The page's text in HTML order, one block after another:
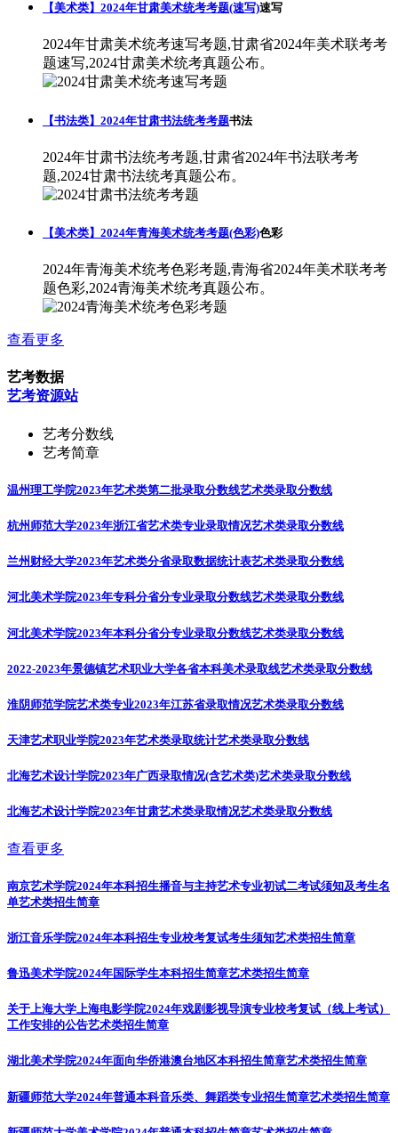
【美术类】2024年甘肃美术统考考题(速写)速写
2024年甘肃美术统考速写考题,甘肃省2024年美术联考考
题速写,2024甘肃美术统考真题公布。
【书法类】2024年甘肃书法统考考题书法
2024年甘肃书法统考考题,甘肃省2024年书法联考考
题,2024甘肃书法统考真题公布。
【美术类】2024年青海美术统考考题(色彩)色彩
2024年青海美术统考色彩考题,青海省2024年美术联考考
题色彩,2024青海美术统考真题公布。
查看更多
艺考数据
艺考资源站
艺考分数线
艺考简章
温州理工学院2023年艺术类第二批录取分数线艺术类录取分数线
杭州师范大学2023年浙江省艺术类专业录取情况艺术类录取分数线
兰州财经大学2023年艺术类分省录取数据统计表艺术类录取分数线
河北美术学院2023年专科分省分专业录取分数线艺术类录取分数线
河北美术学院2023年本科分省分专业录取分数线艺术类录取分数线
2022-2023年景德镇艺术职业大学各省本科美术录取线艺术类录取分数线
淮阴师范学院艺术类专业2023年江苏省录取情况艺术类录取分数线
天津艺术职业学院2023年艺术类录取统计艺术类录取分数线
北海艺术设计学院2023年广西录取情况(含艺术类)艺术类录取分数线
北海艺术设计学院2023年甘肃艺术类录取情况艺术类录取分数线
查看更多
南京艺术学院2024年本科招生播音与主持艺术专业初试二考试须知及考生名
单艺术类招生简章
浙江音乐学院2024年本科招生专业校考复试考生须知艺术类招生简章
鲁迅美术学院2024年国际学生本科招生简章艺术类招生简章
关于上海大学上海电影学院2024年戏剧影视导演专业校考复试（线上考试）
工作安排的公告艺术类招生简章
湖北美术学院2024年面向华侨港澳台地区本科招生简章艺术类招生简章
新疆师范大学2024年普通本科音乐类、舞蹈类专业招生简章艺术类招生简章